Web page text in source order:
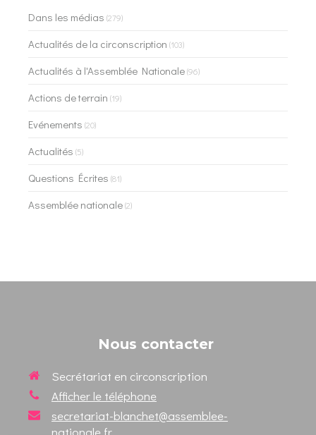
Dans les médias (279)
Actualités de la circonscription (103)
Actualités à l'Assemblée Nationale(96)
Actions de terrain (19)
Evénements (20)
Actualités (5)
Questions Écrites (81)
Assemblée nationale(2)
Nous contacter
Secrétariat en circonscription
Afficher le téléphone
secretariat-blanchet@assemblee-